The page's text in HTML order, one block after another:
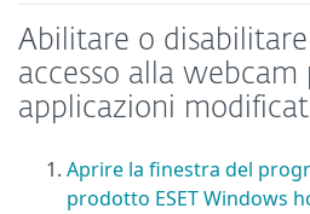
Abilitare o
accesso alla webcam
applicazioni
Aprire la finestra del
prodotto ESET Windows